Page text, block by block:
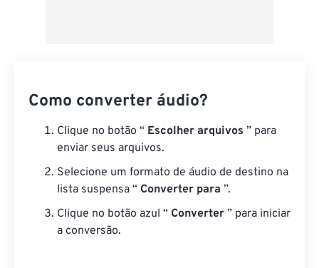
Como converter áudio?
Clique no botão “ Escolher arquivos ” para
enviar seus arquivos.
Selecione um formato de áudio de destino na
lista suspensa “ Converter para ”.
Clique no botão azul “ Converter ” para iniciar
a conversão.